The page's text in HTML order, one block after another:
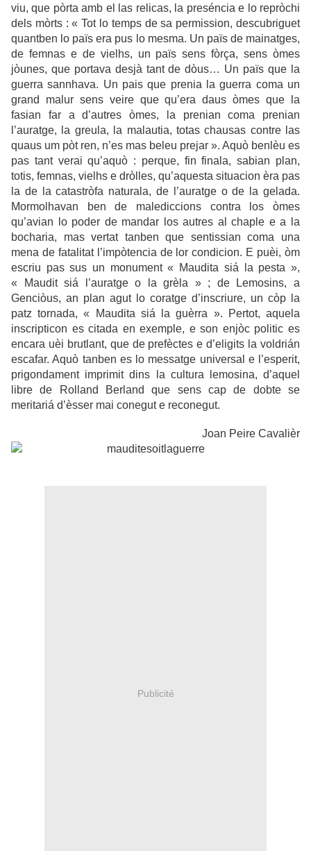
viu, que pòrta amb el las relicas, la preséncia e lo repròchi
dels mòrts : « Tot lo temps de sa permission, descubriguet
quantben lo païs era pus lo mesma. Un païs de mainatges,
de femnas e de vielhs, un païs sens fòrça, sens òmes
jòunes, que portava desjà tant de dòus… Un païs que la
guerra sannhava. Un pais que prenia la guerra coma un
grand malur sens veire que qu’era daus òmes que la
fasian far a d’autres òmes, la prenian coma prenian
l’auratge, la greula, la malautia, totas chausas contre las
quaus um pòt ren, n’es mas beleu prejar ». Aquò benlèu es
pas tant verai qu’aquò : perque, fin finala, sabian plan,
totis, femnas, vielhs e dròlles, qu’aquesta situacion èra pas
la de la catastròfa naturala, de l’auratge o de la gelada.
Mormolhavan ben de malediccions contra los òmes
qu’avian lo poder de mandar los autres al chaple e a la
bocharia, mas vertat tanben que sentissian coma una
mena de fatalitat l’impòtencia de lor condicion. E puèi, òm
escriu pas sus un monument « Maudita siá la pesta »,
« Maudit siá l’auratge o la grèla » ; de Lemosins, a
Genciòus, an plan agut lo coratge d’inscriure, un còp la
patz tornada, « Maudita siá la guèrra ». Pertot, aquela
inscripticon es citada en exemple, e son enjòc politic es
encara uèi brutlant, que de prefèctes e d’eligits la voldrián
escafar. Aquò tanben es lo messatge universal e l’esperit,
prigondament imprimit dins la cultura lemosina, d’aquel
libre de Rolland Berland que sens cap de dobte se
meritariá d’èsser mai conegut e reconegut.
Joan Peire Cavalièr
Publicité